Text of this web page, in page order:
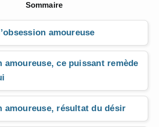
Sommaire
amoureuse
amoureuse, ce puissant remède
amoureuse, résultat du désir